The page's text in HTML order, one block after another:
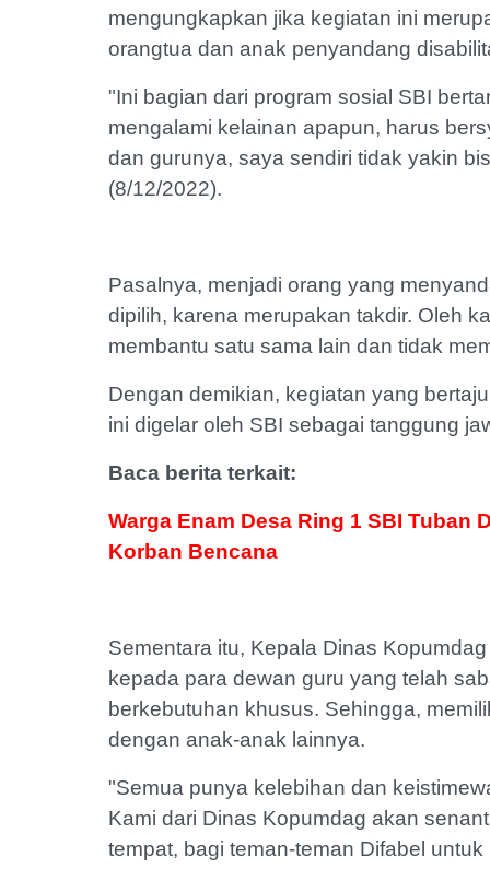
mengungkapkan jika kegiatan ini
orangtua dan anak penyandang
"Ini bagian dari program sosial SBI
mengalami kelainan apapun, harus
dan gurunya, saya sendiri tidak yakin
(8/12/2022).
Pasalnya, menjadi orang yang
dipilih, karena merupakan takdir. Oleh
membantu satu sama lain dan tidak
Dengan demikian, kegiatan yang
ini digelar oleh SBI sebagai tanggung
Baca berita terkait:
Warga Enam Desa Ring 1 SBI Tuban
Korban Bencana
Sementara itu, Kepala Dinas
kepada para dewan guru yang telah
berkebutuhan khusus. Sehingga,
dengan anak-anak lainnya.
"Semua punya kelebihan dan
Kami dari Dinas Kopumdag akan
tempat, bagi teman-teman Difabel